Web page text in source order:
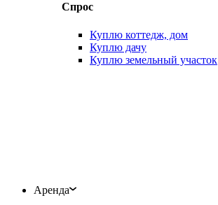
Спрос
Куплю коттедж, дом
Куплю дачу
Куплю земельный участок
Аренда